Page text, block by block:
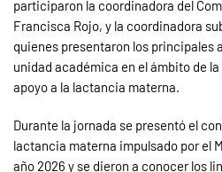
participaron la coordinadora del
Francisca Rojo, y la coordinadora
quienes presentaron los principales
unidad académica en el ámbito de
apoyo a la lactancia materna.
Durante la jornada se presentó el
lactancia materna impulsado por el
año 2026 y se dieron a conocer los